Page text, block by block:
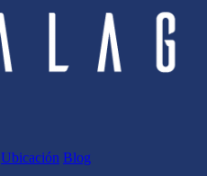
Ubicación Blog